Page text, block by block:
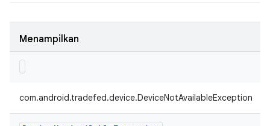
Menampilkan
com.android.tradefed.device.DeviceNotAvailableException